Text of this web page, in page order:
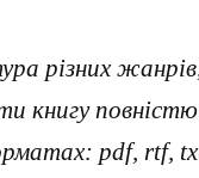
різних
книгу
pdf, rtf,